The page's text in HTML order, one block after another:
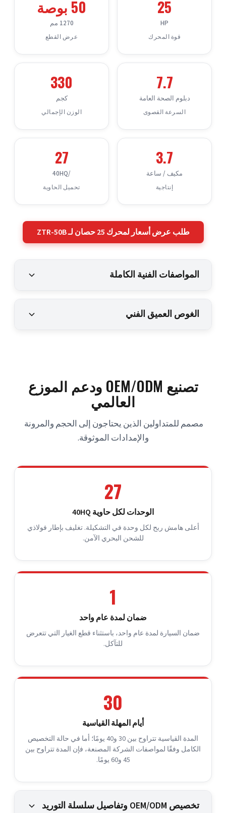
25
HP
قوة المحرك
50 بوصة
1270 مم
عرض القطع
7.7
دبلوم الصحة العامة
السرعة القصوى
330
كجم
الوزن الإجمالي
3.7
مكيف / ساعة
إنتاجية
27
/40HQ
تحميل الحاوية
طلب عرض أسعار لمحرك 25 حصان لـ ZTR-50B
المواصفات الفنية الكاملة
الغوص العميق الفني
تصنيع OEM/ODM ودعم الموزع
العالمي
مصمم للمتداولين الذين يحتاجون إلى الحجم والمرونة
والإمدادات الموثوقة.
27
الوحدات لكل حاوية 40HQ
أعلى هامش ربح لكل وحدة في التشكيلة. تغليف بإطار فولاذي
للشحن البحري الآمن.
1
ضمان لمدة عام واحد
ضمان السيارة لمدة عام واحد، باستثناء قطع الغيار التي تتعرض
للتآكل.
30
أيام المهلة القياسية
المدة القياسية تتراوح بين 30 و40 يومًا؛ أما في حالة التخصيص
الكامل وفقًا لمواصفات الشركة المصنعة، فإن المدة تتراوح بين
45 و60 يومًا.
تخصيص OEM/ODM وتفاصيل سلسلة التوريد